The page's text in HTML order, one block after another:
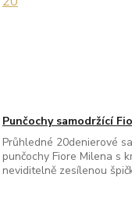
Punčochy samodržící
Průhledné 20denierové
punčochy Fiore Milena s
neviditelně zesílenou